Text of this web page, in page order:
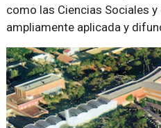
como las Ciencias Sociales y
ampliamente aplicada y